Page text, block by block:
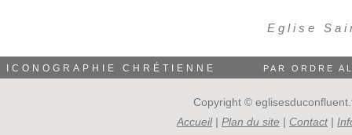
Eglise
ICONOGRAPHIE CHRÉTIENNE PAR ORDRE
Copyright ©
Accueil| Plan du site | Contact|